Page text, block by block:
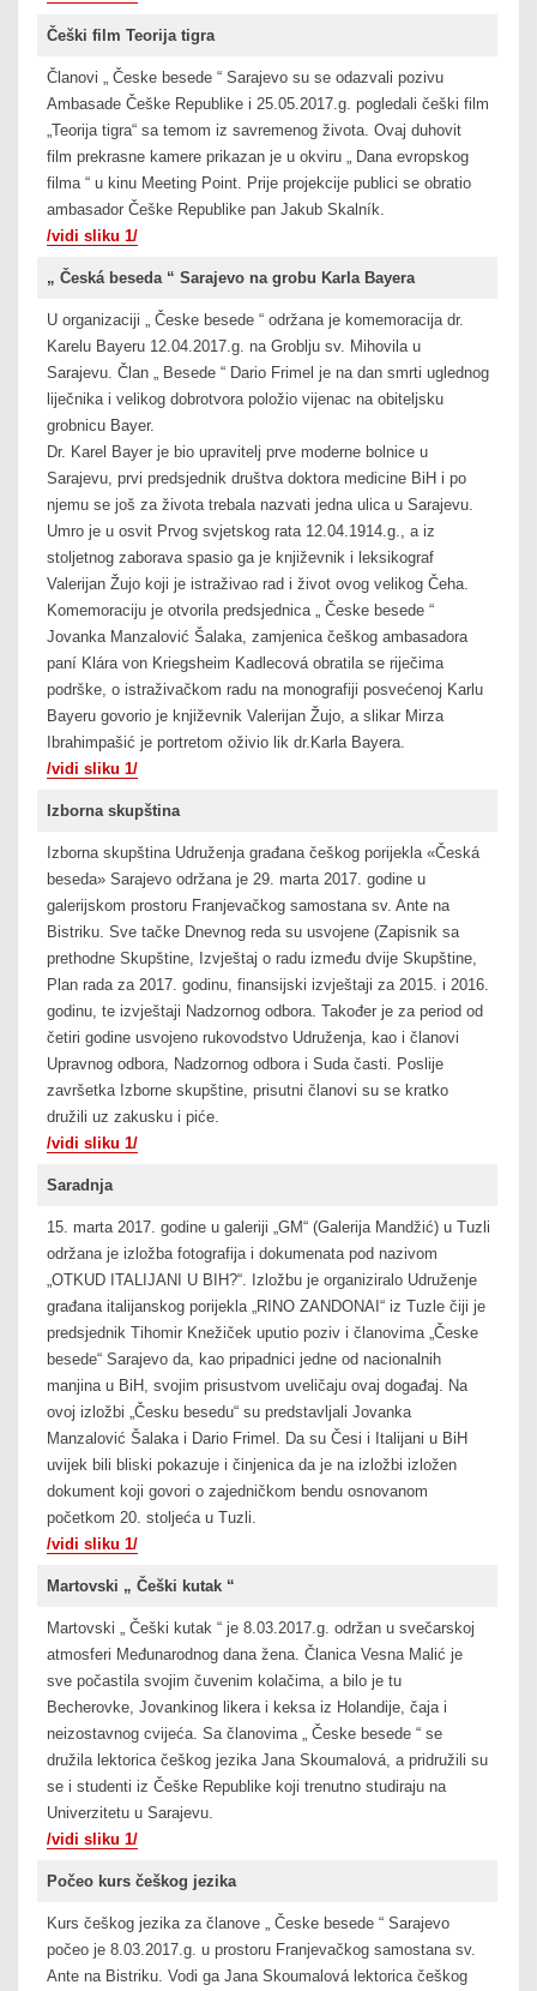
Češki film Teorija tigra
Članovi „ Česke besede “ Sarajevo su se odazvali pozivu
Ambasade Češke Republike i 25.05.2017.g. pogledali češki film
„Teorija tigra“ sa temom iz savremenog života. Ovaj duhovit
film prekrasne kamere prikazan je u okviru „ Dana evropskog
filma “ u kinu Meeting Point. Prije projekcije publici se obratio
ambasador Češke Republike pan Jakub Skalník.
/vidi sliku 1/
„ Česká beseda “ Sarajevo na grobu Karla Bayera
U organizaciji „ Česke besede “ održana je komemoracija dr.
Karelu Bayeru 12.04.2017.g. na Groblju sv. Mihovila u
Sarajevu. Član „ Besede “ Dario Frimel je na dan smrti uglednog
liječnika i velikog dobrotvora položio vijenac na obiteljsku
grobnicu Bayer.
Dr. Karel Bayer je bio upravitelj prve moderne bolnice u
Sarajevu, prvi predsjednik društva doktora medicine BiH i po
njemu se još za života trebala nazvati jedna ulica u Sarajevu.
Umro je u osvit Prvog svjetskog rata 12.04.1914.g., a iz
stoljetnog zaborava spasio ga je književnik i leksikograf
Valerijan Žujo koji je istraživao rad i život ovog velikog Čeha.
Komemoraciju je otvorila predsjednica „ Česke besede “
Jovanka Manzalović Šalaka, zamjenica češkog ambasadora
paní Klára von Kriegsheim Kadlecová obratila se riječima
podrške, o istraživačkom radu na monografiji posvećenoj Karlu
Bayeru govorio je književnik Valerijan Žujo, a slikar Mirza
Ibrahimpašić je portretom oživio lik dr.Karla Bayera.
/vidi sliku 1/
Izborna skupština
Izborna skupština Udruženja građana češkog porijekla «Česká
beseda» Sarajevo održana je 29. marta 2017. godine u
galerijskom prostoru Franjevačkog samostana sv. Ante na
Bistriku. Sve tačke Dnevnog reda su usvojene (Zapisnik sa
prethodne Skupštine, Izvještaj o radu između dvije Skupštine,
Plan rada za 2017. godinu, finansijski izvještaji za 2015. i 2016.
godinu, te izvještaji Nadzornog odbora. Također je za period od
četiri godine usvojeno rukovodstvo Udruženja, kao i članovi
Upravnog odbora, Nadzornog odbora i Suda časti. Poslije
završetka Izborne skupštine, prisutni članovi su se kratko
družili uz zakusku i piće.
/vidi sliku 1/
Saradnja
15. marta 2017. godine u galeriji „GM“ (Galerija Mandžić) u Tuzli
održana je izložba fotografija i dokumenata pod nazivom
„OTKUD ITALIJANI U BIH?“. Izložbu je organiziralo Udruženje
građana italijanskog porijekla „RINO ZANDONAI“ iz Tuzle čiji je
predsjednik Tihomir Knežiček uputio poziv i članovima „Česke
besede“ Sarajevo da, kao pripadnici jedne od nacionalnih
manjina u BiH, svojim prisustvom uveličaju ovaj događaj. Na
ovoj izložbi „Česku besedu“ su predstavljali Jovanka
Manzalović Šalaka i Dario Frimel. Da su Česi i Italijani u BiH
uvijek bili bliski pokazuje i činjenica da je na izložbi izložen
dokument koji govori o zajedničkom bendu osnovanom
početkom 20. stoljeća u Tuzli.
/vidi sliku 1/
Martovski „ Češki kutak “
Martovski „ Češki kutak “ je 8.03.2017.g. održan u svečarskoj
atmosferi Međunarodnog dana žena. Članica Vesna Malić je
sve počastila svojim čuvenim kolačima, a bilo je tu
Becherovke, Jovankinog likera i keksa iz Holandije, čaja i
neizostavnog cvijeća. Sa članovima „ Česke besede “ se
družila lektorica češkog jezika Jana Skoumalová, a pridružili su
se i studenti iz Češke Republike koji trenutno studiraju na
Univerzitetu u Sarajevu.
/vidi sliku 1/
Počeo kurs češkog jezika
Kurs češkog jezika za članove „ Česke besede “ Sarajevo
počeo je 8.03.2017.g. u prostoru Franjevačkog samostana sv.
Ante na Bistriku. Vodi ga Jana Skoumalová lektorica češkog